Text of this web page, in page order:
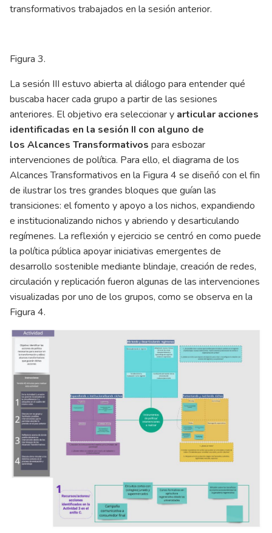
transformativos trabajados en la sesión anterior.
Figura 3.
La sesión III estuvo abierta al diálogo para entender qué
buscaba hacer cada grupo a partir de las sesiones
anteriores. El objetivo era seleccionar y articular acciones
identificadas en la sesión II con alguno de
los Alcances Transformativos para esbozar
intervenciones de política. Para ello, el diagrama de los
Alcances Transformativos en la Figura 4 se diseñó con el fin
de ilustrar los tres grandes bloques que guían las
transiciones: el fomento y apoyo a los nichos, expandiendo
e institucionalizando nichos y abriendo y desarticulando
regímenes. La reflexión y ejercicio se centró en como puede
la política pública apoyar iniciativas emergentes de
desarrollo sostenible mediante blindaje, creación de redes,
circulación y replicación fueron algunas de las intervenciones
visualizadas por uno de los grupos, como se observa en la
Figura 4.